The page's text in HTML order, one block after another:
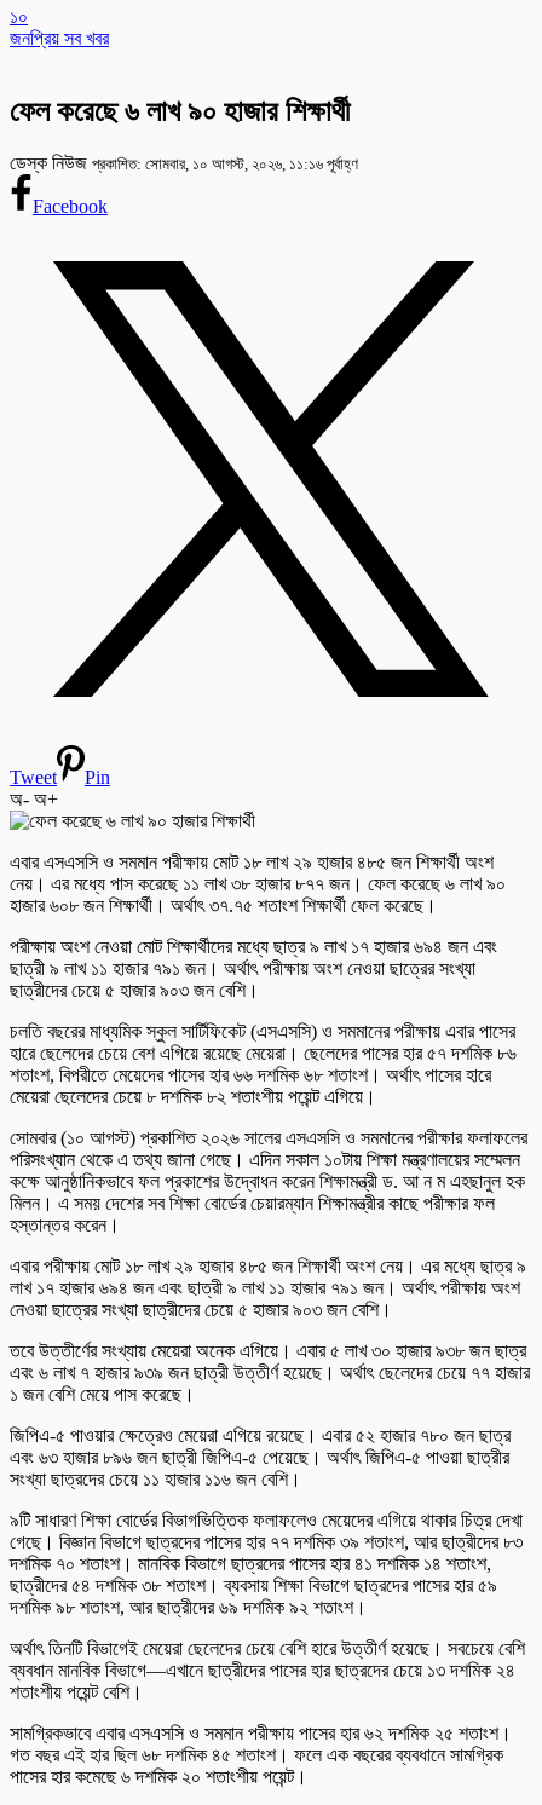
১০
জনপ্রিয় সব খবর
ফেল করেছে ৬ লাখ ৯০ হাজার শিক্ষার্থী
ডেস্ক নিউজ প্রকাশিত: সোমবার, ১০ আগস্ট, ২০২৬, ১১:১৬ পূর্বাহ্ণ
Facebook
Tweet
Pin
অ- অ+
এবার এসএসসি ও সমমান পরীক্ষায় মোট ১৮ লাখ ২৯ হাজার ৪৮৫ জন শিক্ষার্থী অংশ
নেয়। এর মধ্যে পাস করেছে ১১ লাখ ৩৮ হাজার ৮৭৭ জন। ফেল করেছে ৬ লাখ ৯০
হাজার ৬০৮ জন শিক্ষার্থী। অর্থাৎ ৩৭.৭৫ শতাংশ শিক্ষার্থী ফেল করেছে।
পরীক্ষায় অংশ নেওয়া মোট শিক্ষার্থীদের মধ্যে ছাত্র ৯ লাখ ১৭ হাজার ৬৯৪ জন এবং
ছাত্রী ৯ লাখ ১১ হাজার ৭৯১ জন। অর্থাৎ পরীক্ষায় অংশ নেওয়া ছাত্রের সংখ্যা
ছাত্রীদের চেয়ে ৫ হাজার ৯০৩ জন বেশি।
চলতি বছরের মাধ্যমিক স্কুল সার্টিফিকেট (এসএসসি) ও সমমানের পরীক্ষায় এবার পাসের
হারে ছেলেদের চেয়ে বেশ এগিয়ে রয়েছে মেয়েরা। ছেলেদের পাসের হার ৫৭ দশমিক ৮৬
শতাংশ, বিপরীতে মেয়েদের পাসের হার ৬৬ দশমিক ৬৮ শতাংশ। অর্থাৎ পাসের হারে
মেয়েরা ছেলেদের চেয়ে ৮ দশমিক ৮২ শতাংশীয় পয়েন্ট এগিয়ে।
সোমবার (১০ আগস্ট) প্রকাশিত ২০২৬ সালের এসএসসি ও সমমানের পরীক্ষার ফলাফলের
পরিসংখ্যান থেকে এ তথ্য জানা গেছে। এদিন সকাল ১০টায় শিক্ষা মন্ত্রণালয়ের সম্মেলন
কক্ষে আনুষ্ঠানিকভাবে ফল প্রকাশের উদ্বোধন করেন শিক্ষামন্ত্রী ড. আ ন ম এহছানুল হক
মিলন। এ সময় দেশের সব শিক্ষা বোর্ডের চেয়ারম্যান শিক্ষামন্ত্রীর কাছে পরীক্ষার ফল
হস্তান্তর করেন।
এবার পরীক্ষায় মোট ১৮ লাখ ২৯ হাজার ৪৮৫ জন শিক্ষার্থী অংশ নেয়। এর মধ্যে ছাত্র ৯
লাখ ১৭ হাজার ৬৯৪ জন এবং ছাত্রী ৯ লাখ ১১ হাজার ৭৯১ জন। অর্থাৎ পরীক্ষায় অংশ
নেওয়া ছাত্রের সংখ্যা ছাত্রীদের চেয়ে ৫ হাজার ৯০৩ জন বেশি।
তবে উত্তীর্ণের সংখ্যায় মেয়েরা অনেক এগিয়ে। এবার ৫ লাখ ৩০ হাজার ৯৩৮ জন ছাত্র
এবং ৬ লাখ ৭ হাজার ৯৩৯ জন ছাত্রী উত্তীর্ণ হয়েছে। অর্থাৎ ছেলেদের চেয়ে ৭৭ হাজার
১ জন বেশি মেয়ে পাস করেছে।
জিপিএ-৫ পাওয়ার ক্ষেত্রেও মেয়েরা এগিয়ে রয়েছে। এবার ৫২ হাজার ৭৮০ জন ছাত্র
এবং ৬৩ হাজার ৮৯৬ জন ছাত্রী জিপিএ-৫ পেয়েছে। অর্থাৎ জিপিএ-৫ পাওয়া ছাত্রীর
সংখ্যা ছাত্রদের চেয়ে ১১ হাজার ১১৬ জন বেশি।
৯টি সাধারণ শিক্ষা বোর্ডের বিভাগভিত্তিক ফলাফলেও মেয়েদের এগিয়ে থাকার চিত্র দেখা
গেছে। বিজ্ঞান বিভাগে ছাত্রদের পাসের হার ৭৭ দশমিক ৩৯ শতাংশ, আর ছাত্রীদের ৮৩
দশমিক ৭০ শতাংশ। মানবিক বিভাগে ছাত্রদের পাসের হার ৪১ দশমিক ১৪ শতাংশ,
ছাত্রীদের ৫৪ দশমিক ৩৮ শতাংশ। ব্যবসায় শিক্ষা বিভাগে ছাত্রদের পাসের হার ৫৯
দশমিক ৯৮ শতাংশ, আর ছাত্রীদের ৬৯ দশমিক ৯২ শতাংশ।
অর্থাৎ তিনটি বিভাগেই মেয়েরা ছেলেদের চেয়ে বেশি হারে উত্তীর্ণ হয়েছে। সবচেয়ে বেশি
ব্যবধান মানবিক বিভাগে—এখানে ছাত্রীদের পাসের হার ছাত্রদের চেয়ে ১৩ দশমিক ২৪
শতাংশীয় পয়েন্ট বেশি।
সামগ্রিকভাবে এবার এসএসসি ও সমমান পরীক্ষায় পাসের হার ৬২ দশমিক ২৫ শতাংশ।
গত বছর এই হার ছিল ৬৮ দশমিক ৪৫ শতাংশ। ফলে এক বছরের ব্যবধানে সামগ্রিক
পাসের হার কমেছে ৬ দশমিক ২০ শতাংশীয় পয়েন্ট।